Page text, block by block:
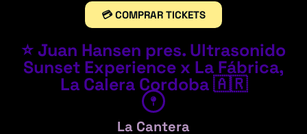
💳 COMPRAR TICKETS
⭐ Juan Hansen pres. Ultrasonido
Sunset Experience x La Fábrica,
La Calera Cordoba 🇦🇷
La Cantera